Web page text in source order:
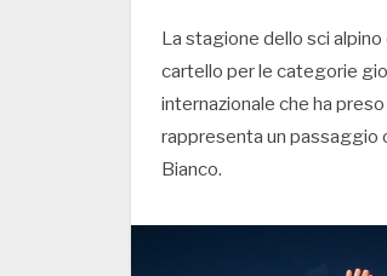
La stagione dello sci
cartello per le categorie
internazionale che ha
rappresenta un passaggio
Bianco.